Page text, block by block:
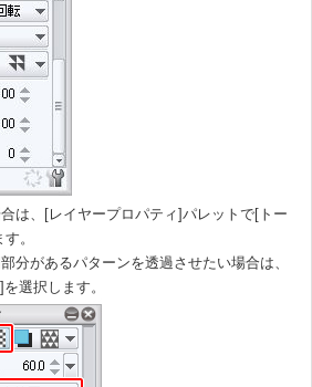
は、[レイヤープロパティ]パレットで[トー
。
分があるパターンを透過させたい場合は、
選択します。